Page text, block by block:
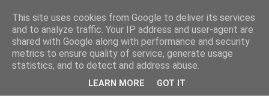
THURSDAYSCOOKING
ponedjeljak, 27. ožujka 2017.
Mjeseci sa orasima
This site uses cookies from Google to deliver its services
and to analyze traffic. Your IP address and user-agent are
shared with Google along with performance and security
metrics to ensure quality of service, generate usage
statistics, and to detect and address abuse.
LEARN MORE GOT IT